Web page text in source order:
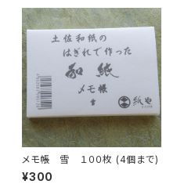
メモ帳 雪 １００枚 (4個まで)
¥300